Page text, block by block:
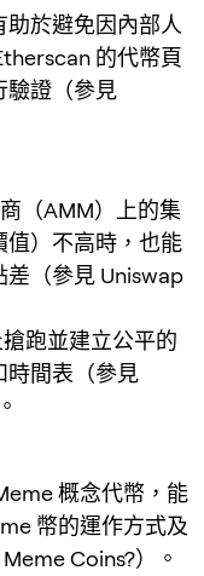
於避免因內部人
的代幣頁
驗證（參見
（AMM）上的集
值）不高時，也能
（參見 Uniswap
跑並建立公平的
時間表（參見
概念代幣，能
幣的運作方式及
Coins?）。